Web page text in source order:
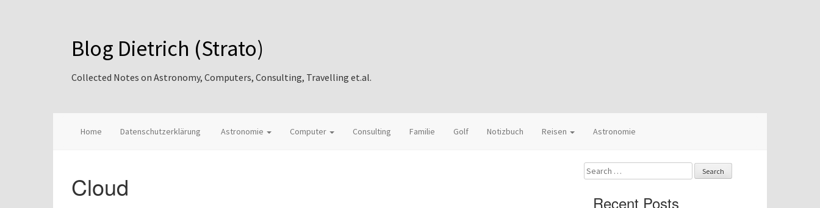
Blog Dietrich (Strato)
Collected Notes on Astronomy, Computers, Consulting, Travelling et.al.
Home Datenschutzerklärung Astronomie Computer Consulting Familie Golf Notizbuch Reisen Astronomie
Cloud
Search
for:
Recent Posts